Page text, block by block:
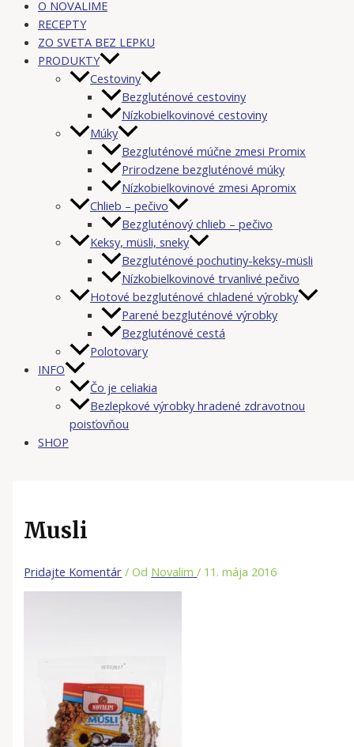
O NOVALIME
RECEPTY
ZO SVETA BEZ LEPKU
PRODUKTY
Cestoviny
Bezgluténové cestoviny
Nízkobielkovinové cestoviny
Múky
Bezgluténové múčne zmesi Promix
Prirodzene bezgluténové múky
Nízkobielkovinové zmesi Apromix
Chlieb – pečivo
Bezgluténový chlieb – pečivo
Keksy, müsli, sneky
Bezgluténové pochutiny-keksy-müsli
Nízkobielkovinové trvanlivé pečivo
Hotové bezgluténové chladené výrobky
Parené bezgluténové výrobky
Bezgluténové cestá
Polotovary
INFO
Čo je celiakia
Bezlepkové výrobky hradené zdravotnou
poisťovňou
SHOP
Musli
Pridajte Komentár / Od Novalim/ 11. mája 2016